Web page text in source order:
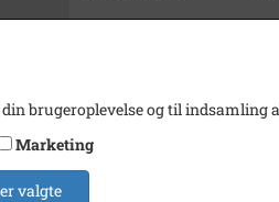
Fotograf
Type
Enhed
Arkiv
brugeroplevelse og til indsamling
Marketing
valgte